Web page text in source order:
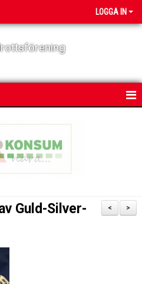
LOGGA IN
>
<
Guld-Silver-